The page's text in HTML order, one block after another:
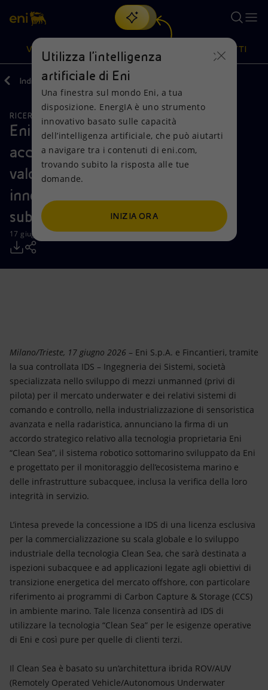
Cerca
scopri EnergIA, la nostra nuova soluzione di intelligenza
artificiale.
VISIONE
Visione
Mission e valori
Persone e Partnership
Net Zero
Modello satellitare
Energia accessibile
Azioni
Diversificazione energetica
Tecnologie per la transizione
Collaborazioni per l'innovazione
Attività nel mondo
PRODOTTI
Prodotti
Casa
Imprese
Mobilità
Indietro Media Comunicati Stampa
RICERCA, SVILUPPO E TECNOLOGIA
Eni e Gruppo Fincantieri siglano un
accordo strategico per la
valorizzazione di tecnologie
innovative per il monitoraggio
subacqueo
17 giugno 2026 - 15:15 CEST
Milano/Trieste, 17 giugno 2026 – Eni S.p.A. e Fincantieri, tramite
la sua controllata IDS – Ingegneria dei Sistemi, società
specializzata nello sviluppo di mezzi unmanned (privi di
pilota) per il mercato underwater e dei relativi sistemi di
comando e controllo, nella industrializzazione di sensoristica
avanzata e nella radaristica, annunciano la firma di un
accordo strategico relativo alla tecnologia proprietaria Eni
“Clean Sea”, il sistema robotico sottomarino sviluppato da Eni
e progettato per il monitoraggio dell’ecosistema marino e
delle infrastrutture subacquee, inclusa la verifica della loro
integrità in servizio.
L’intesa prevede la concessione a IDS di una licenza esclusiva
per la commercializzazione su scala globale e lo sviluppo
industriale della tecnologia Clean Sea, che sarà destinata a
ispezioni subacquee e ad applicazioni legate agli obiettivi di
transizione energetica del mercato offshore, con particolare
riferimento ai programmi di Carbon Capture & Storage (CCS)
in ambiente marino. Tale licenza consentirà ad IDS di
utilizzare la tecnologia “Clean Sea” per le esigenze operative
di Eni e così pure per quelle di clienti terzi.
Il Clean Sea è basato su un’architettura ibrida ROV/AUV
(Remotely Operated Vehicle/Autonomous Underwater
Utilizza l'intelligenza
artificiale di Eni
Una finestra sul mondo Eni, a tua
disposizione. EnergIA è uno strumento
innovativo basato sulle capacità
dell’intelligenza artificiale, che può aiutarti
a navigare tra i contenuti di eni.com,
trovando subito la risposta alle tue
domande.
INIZIA ORA